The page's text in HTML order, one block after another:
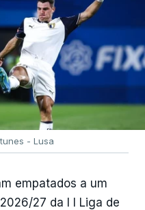
- Lusa
empatados a um
27 da I I Liga de